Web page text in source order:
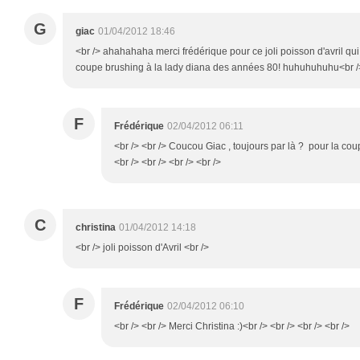
G giac 01/04/2012 18:46
<br /> ahahahaha merci frédérique pour ce joli poisson d'avril
coupe brushing à la lady diana des années 80! huhuhuhuhu<br /
F Frédérique 02/04/2012 06:11
<br /> <br /> Coucou Giac , toujours par là ? pour la
<br /> <br /> <br /> <br />
C christina 01/04/2012 14:18
<br /> joli poisson d'Avril <br />
F Frédérique 02/04/2012 06:10
<br /> <br /> Merci Christina :)<br /> <br /> <br /> <br />